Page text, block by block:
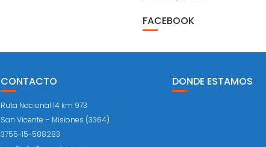
FACEBOOK
CONTACTO
Ruta Nacional 14 km 973
San Vicente – Misiones (3364)
3755-15-588283
DONDE ESTAMOS